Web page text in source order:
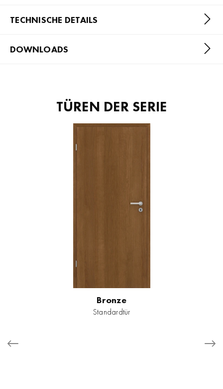
TECHNISCHE DETAILS
DOWNLOADS
TÜREN DER SERIE
Bronze
Standardtür